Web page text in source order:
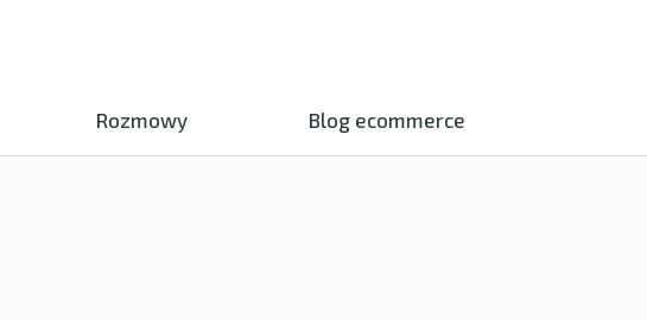
Rozmowy Blog ecommerce